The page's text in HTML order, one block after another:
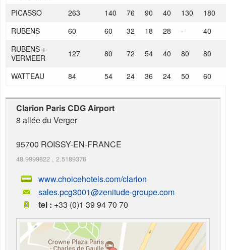
PICASSO 263 140 76 90 40 130
180
RUBENS
60 60 32 18 28 -
40
RUBENS +
VERMEER
127 80 72 54 40 80 80
WATTEAU 84 54 24 36 24 50 60
Clarion Paris CDG Airport
8 allée du Verger
95700 ROISSY-EN-FRANCE
48.9999822 , 2.5189376
www.choicehotels.com/clarion
sales.pcg3001@zenitude-groupe.com
tel : +33 (0)1 39 94 70 70